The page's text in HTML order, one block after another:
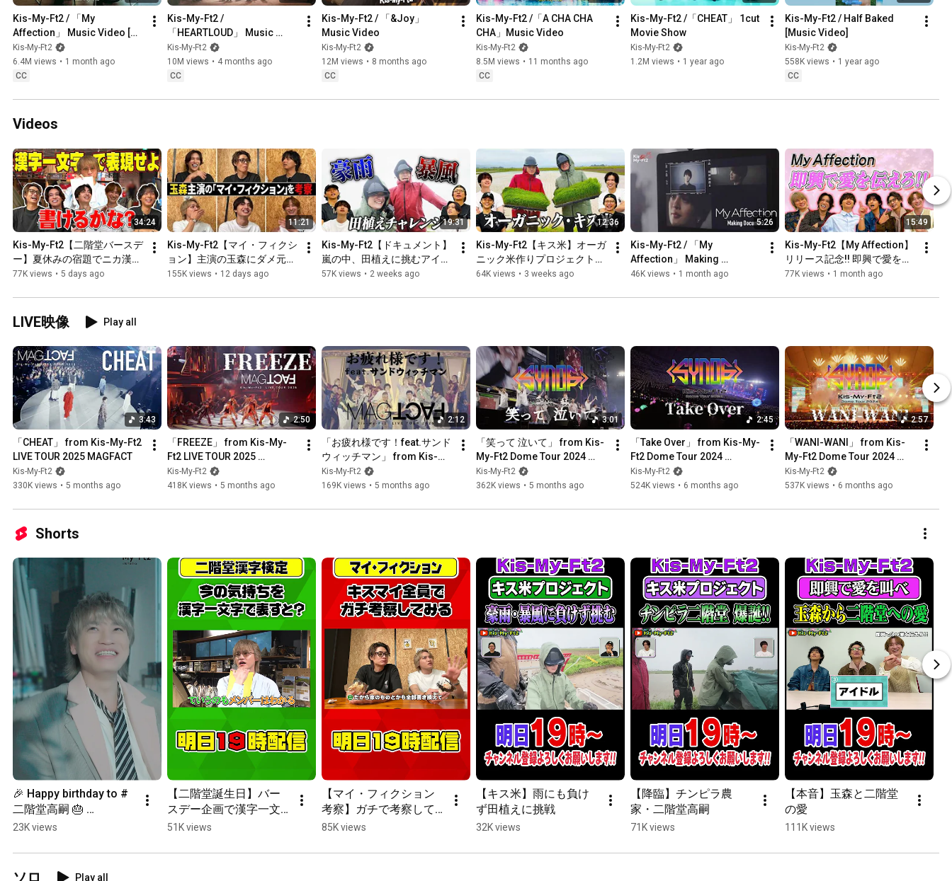
Kis-My-Ft2 / 「My
Affection」 Music Video [ド
ラマ「マイ・フィクション」
主題歌]
Kis-My-Ft2
6.4M views • 1 month ago
CC
Kis-My-Ft2 /
「HEARTLOUD」 Music
Video [Opening theme for
the TV anime MAO]
Kis-My-Ft2
10M views • 4 months ago
CC
Kis-My-Ft2 / 「&Joy」
Music Video
Kis-My-Ft2
12M views • 8 months ago
CC
Kis-My-Ft2 /「A CHA CHA
CHA」Music Video
Kis-My-Ft2
8.5M views • 11 months ago
CC
Kis-My-Ft2 /「CHEAT」 1cut
Movie Show
Kis-My-Ft2
1.2M views • 1 year ago
Kis-My-Ft2 / Half Baked
[Music Video]
Kis-My-Ft2
558K views • 1 year ago
CC
Videos
34:24
Kis-My-Ft2【二階堂バースデ
ー】夏休みの宿題でニカ漢字
ドリル！ニカの世界観【アウ
77K views • 5 days ago
11:21
Kis-My-Ft2【マイ・フィクシ
ョン】主演の玉森にダメ元で
ネタバレ聞いてみたら・・・
155K views • 12 days ago
19:31
Kis-My-Ft2【ドキュメント】
嵐の中、田植えに挑むアイド
ル
57K views • 2 weeks ago
12:36
Kis-My-Ft2【キス米】オーガ
ニック米作りプロジェクト始
動！！
64K views • 3 weeks ago
5:26
Kis-My-Ft2 / 「My
Affection」 Making
Document [ドラマ「マイ・フ
46K views • 1 month ago
15:49
Kis-My-Ft2【My Affection】
リリース記念!! 即興で愛を伝
えろ選手権で、普段は言えな
77K views • 1 month ago
LIVE映像 Play all
3:43
「CHEAT」 from Kis-My-Ft2
LIVE TOUR 2025 MAGFACT
Kis-My-Ft2
330K views • 5 months ago
2:50
「FREEZE」 from Kis-My-
Ft2 LIVE TOUR 2025
MAGFACT
Kis-My-Ft2
418K views • 5 months ago
2:12
「お疲れ様です！feat.サンド
ウィッチマン」 from Kis-
My-Ft2 LIVE TOUR 2025
MAGFACT
Kis-My-Ft2
169K views • 5 months ago
3:01
「笑って 泣いて」 from Kis-
My-Ft2 Dome Tour 2024
Synopsis
Kis-My-Ft2
362K views • 5 months ago
2:45
「Take Over」 from Kis-My-
Ft2 Dome Tour 2024
Synopsis
Kis-My-Ft2
524K views • 6 months ago
2:57
「WANI-WANI」 from Kis-
My-Ft2 Dome Tour 2024
Synopsis
Kis-My-Ft2
537K views • 6 months ago
Shorts
🎉 Happy birthday to #
二階堂高嗣 🎂
#KisMyFt2 #キスマイ
#KisMyFt2_HB2U
23K views
【二階堂誕生日】バー
スデー企画で漢字一文
字を書く旅へ！
51K views
【マイ・フィクション
考察】ガチで考察して
みたらすごいことが発
85K views
【キス米】雨にも負け
ず田植えに挑戦
32K views
【降臨】チンピラ農
家・二階堂高嗣
71K views
【本音】玉森と二階堂
の愛
111K views
ソロ Play all